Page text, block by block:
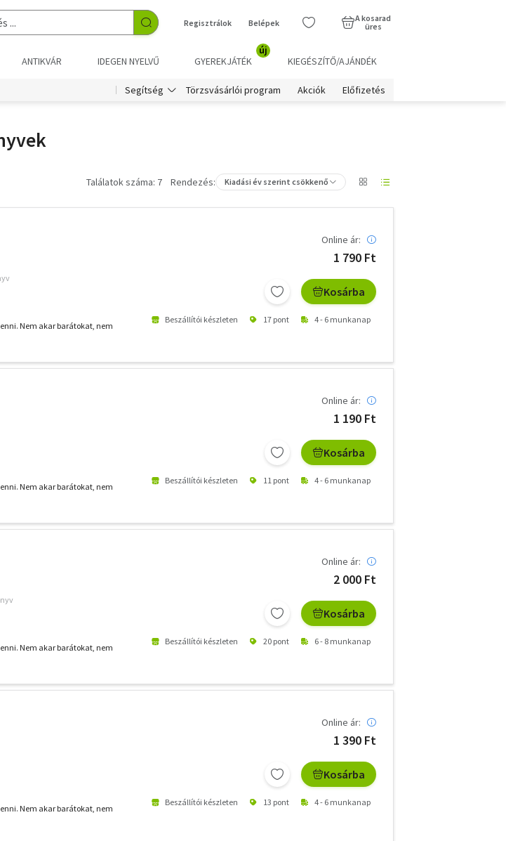
Regisztrálok Belépek
A kosarad
üres
ANTIKVÁR IDEGEN NYELVŰ GYEREKJÁTÉK
új
KIEGÉSZÍTŐ/AJÁNDÉK
Segítség Törzsvásárlói program Akciók Előfizetés
Találatok száma: 7 Rendezés: Kiadási év szerint csökkenő
Nem akar barátokat, nem
Online ár:
1 790 Ft
Kosárba
Beszállítói készleten 17 pont 4 - 6 munkanap
Nem akar barátokat, nem
Online ár:
1 190 Ft
Kosárba
Beszállítói készleten 11 pont 4 - 6 munkanap
Nem akar barátokat, nem
Online ár:
2 000 Ft
Kosárba
Beszállítói készleten 20 pont 6 - 8 munkanap
Nem akar barátokat, nem
Online ár:
1 390 Ft
Kosárba
Beszállítói készleten 13 pont 4 - 6 munkanap